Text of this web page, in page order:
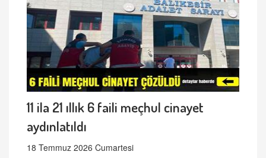
11 ila 21 ıllık 6 faili meçhul cinayet
aydınlatıldı
18 Temmuz 2026 Cumartesi